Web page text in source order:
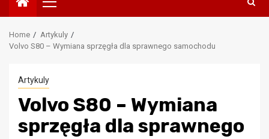
Primary
Menu
Home
Artykuly
Volvo S80 – Wymiana sprzęgła dla sprawnego samochodu
Artykuly
Volvo S80 – Wymiana
sprzęgła dla sprawnego